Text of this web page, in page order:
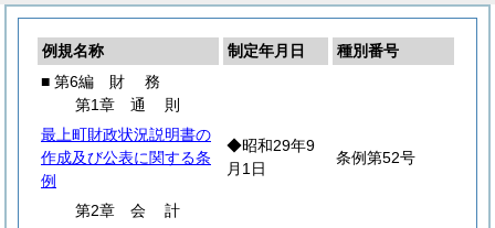
例規名称 制定年月日
種別番号
■ 第6編 財 務
第1章 通 則
最上町財政状況説明書の
作成及び公表に関する条
例
◆昭和29年9
月1日
条例第52号
第2章 会計